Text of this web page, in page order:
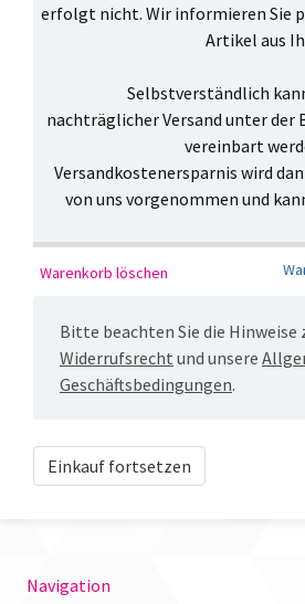
erfolgt nicht. Wir informieren Sie
Artikel aus
Selbstverständlich
nachträglicher Versand unter der
vereinbart
Versandkostenersparnis wird
von uns vorgenommen und
Bitte beachten Sie die Hinweise
Widerrufsrecht und unsere
Geschäftsbedingungen.
Einkauf fortsetzen
Navigation